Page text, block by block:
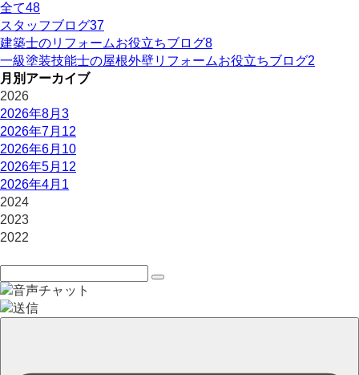
全て48
スタッフブログ37
建築士のリフォームお役立ちブログ8
一級塗装技能士の屋根外壁リフォームお役立ちブログ2
月別アーカイブ
2026
2026年8月 3
2026年7月 12
2026年6月 10
2026年5月 12
2026年4月 1
2024
2023
2022